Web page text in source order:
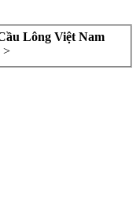
Lông Việt Nam
>